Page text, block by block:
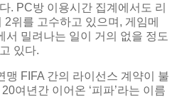
. PC방 이용시간 집계에서도 리
위를 고수하고 있으며, 게임메
서 밀려나는 일이 거의 없을 정도
있다.
맹 FIFA 간의 라이선스 계약이 불
여년간 이어온 ‘피파’라는 이름